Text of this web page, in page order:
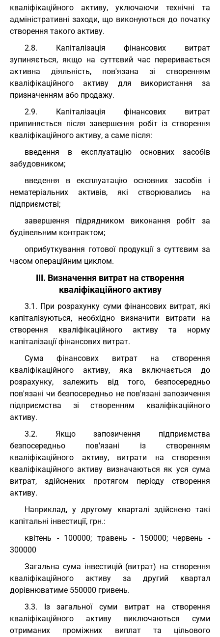
кваліфікаційного активу, уключаючи технічні та
адміністративні заходи, що виконуються до початку
створення такого активу.
2.8. Капіталізація фінансових витрат
зупиняється, якщо на суттєвий час переривається
активна діяльність, пов'язана зі створенням
кваліфікаційного активу для використання за
призначенням або продажу.
2.9. Капіталізація фінансових витрат
припиняється після завершення робіт із створення
кваліфікаційного активу, а саме після:
введення в експлуатацію основних засобів
забудовником;
введення в експлуатацію основних засобів і
нематеріальних активів, які створювались на
підприємстві;
завершення підрядником виконання робіт за
будівельним контрактом;
оприбуткування готової продукції з суттєвим за
часом операційним циклом.
III. Визначення витрат на створення
кваліфікаційного активу
3.1. При розрахунку суми фінансових витрат, які
капіталізуються, необхідно визначити витрати на
створення кваліфікаційного активу та норму
капіталізації фінансових витрат.
Сума фінансових витрат на створення
кваліфікаційного активу, яка включається до
розрахунку, залежить від того, безпосередньо
пов'язані чи безпосередньо не пов'язані запозичення
підприємства зі створенням кваліфікаційного
активу.
3.2. Якщо запозичення підприємства
безпосередньо пов'язані із створенням
кваліфікаційного активу, витрати на створення
кваліфікаційного активу визначаються як уся сума
витрат, здійснених протягом періоду створення
активу.
Наприклад, у другому кварталі здійснено такі
капітальні інвестиції, грн.:
квітень - 100000; травень - 150000; червень -
300000
Загальна сума інвестицій (витрат) на створення
кваліфікаційного активу за другий квартал
дорівнюватиме 550000 гривень.
3.3. Із загальної суми витрат на створення
кваліфікаційного активу виключаються суми
отриманих проміжних виплат та цільового